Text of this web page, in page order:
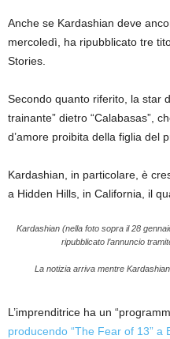
Anche se Kardashian deve
mercoledì, ha ripubblicato tre
Stories.
Secondo quanto riferito, la star
trainante” dietro “Calabasas”,
d’amore proibita della figlia del
Kardashian, in particolare, è
a Hidden Hills, in California, il
Kardashian (nella foto sopra il 28
ripubblicato l’annuncio
La notizia arriva mentre
L’imprenditrice ha un
producendo “The Fear of 13” a